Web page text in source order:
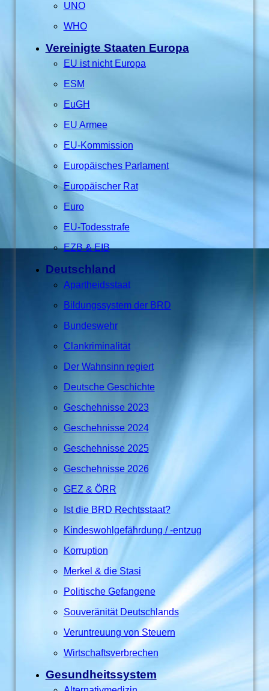
UNO
WHO
Vereinigte Staaten Europa
EU ist nicht Europa
ESM
EuGH
EU Armee
EU-Kommission
Europäisches Parlament
Europäischer Rat
Euro
EU-Todesstrafe
EZB & EIB
Deutschland
Apartheidsstaat
Bildungssystem der BRD
Bundeswehr
Clankriminalität
Der Wahnsinn regiert
Deutsche Geschichte
Geschehnisse 2023
Geschehnisse 2024
Geschehnisse 2025
Geschehnisse 2026
GEZ & ÖRR
Ist die BRD Rechtsstaat?
Kindeswohlgefährdung / -entzug
Korruption
Merkel & die Stasi
Politische Gefangene
Souveränität Deutschlands
Veruntreuung von Steuern
Wirtschaftsverbrechen
Gesundheitssystem